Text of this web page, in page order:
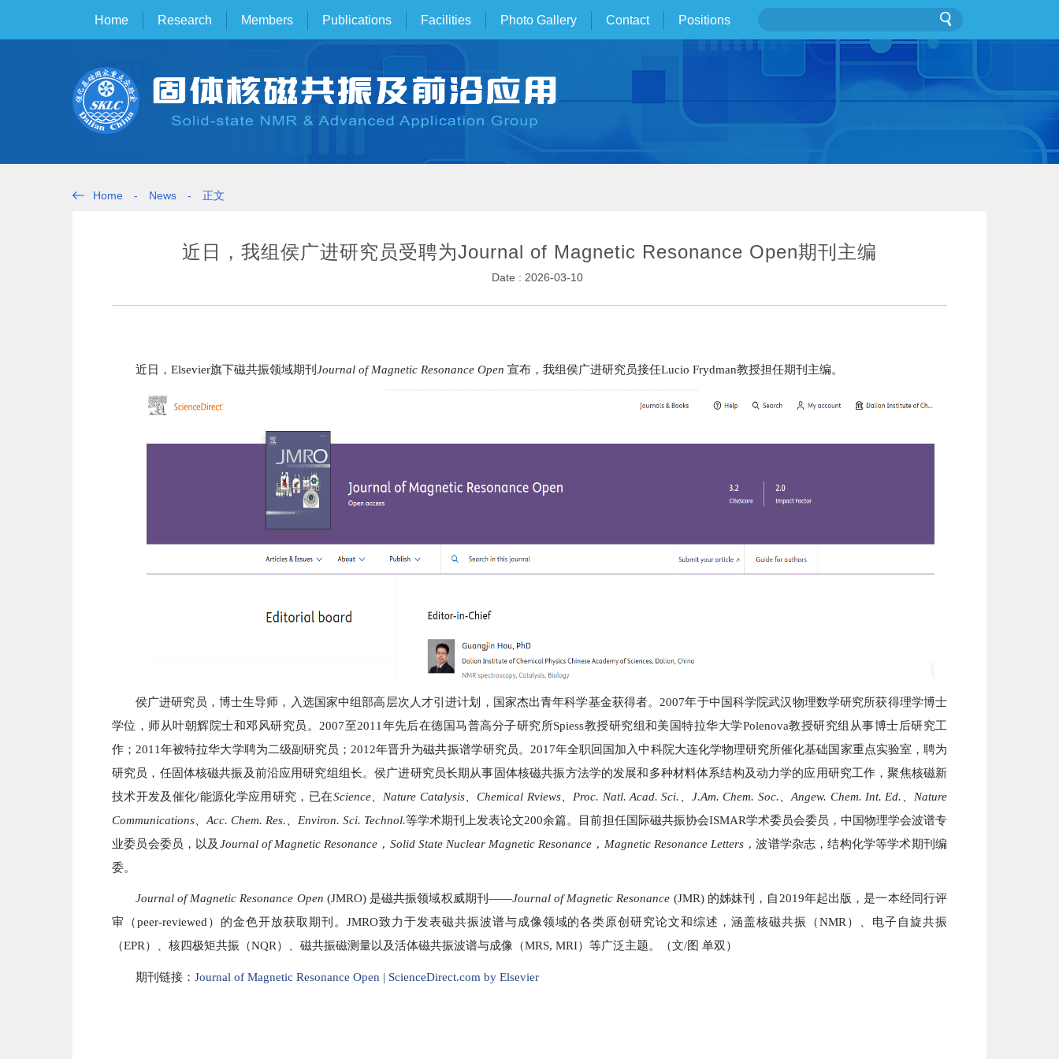
Home Research Members Publications Facilities Photo Gallery Contact Positions
Home - News - 正文
近日，我组侯广进研究员受聘为Journal of Magnetic Resonance Open期刊主编
Date : 2026-03-10
近日，Elsevier旗下磁共振领域期刊 Journal of Magnetic Resonance Open 宣布，我组侯广进研究员接任Lucio Frydman教授担任期刊主编。
侯广进研究员，博士生导师，入选国家中组部高层次人才引进计划，国家杰出青年科学基金获得者。2007年于中国科学院武汉物理数学研究所获得理学博士
学位，师从叶朝辉院士和邓风研究员。2007至2011年先后在德国马普高分子研究所Spiess教授研究组和美国特拉华大学Polenova教授研究组从事博士后研究工
作；2011年被特拉华大学聘为二级副研究员；2012年晋升为磁共振谱学研究员。2017年全职回国加入中科院大连化学物理研究所催化基础国家重点实验室，聘为
研究员，任固体核磁共振及前沿应用研究组组长。侯广进研究员长期从事固体核磁共振方法学的发展和多种材料体系结构及动力学的应用研究工作，聚焦核磁新
技术开发及催化/能源化学应用研究，已在Science、Nature Catalysis、Chemical Rviews、Proc. Natl. Acad. Sci.、J.Am. Chem. Soc.、Angew. Chem. Int. Ed.、Nature
Communications、Acc. Chem. Res.、Environ. Sci. Technol.等学术期刊上发表论文200余篇。目前担任国际磁共振协会ISMAR学术委员会委员，中国物理学会波谱专
业委员会委员，以及 Journal of Magnetic Resonance，Solid State Nuclear Magnetic Resonance，Magnetic Resonance Letters，波谱学杂志，结构化学等学术期刊编
委。
Journal of Magnetic Resonance Open (JMRO) 是磁共振领域权威期刊——Journal of Magnetic Resonance (JMR) 的姊妹刊，自2019年起出版，是一本经同行评
审（peer-reviewed）的金色开放获取期刊。JMRO致力于发表磁共振波谱与成像领域的各类原创研究论文和综述，涵盖核磁共振（NMR）、电子自旋共振
（EPR）、核四极矩共振（NQR）、磁共振磁测量以及活体磁共振波谱与成像（MRS, MRI）等广泛主题。
（文/图 单双）
期刊链接： Journal of Magnetic Resonance Open | ScienceDirect.com by Elsevier